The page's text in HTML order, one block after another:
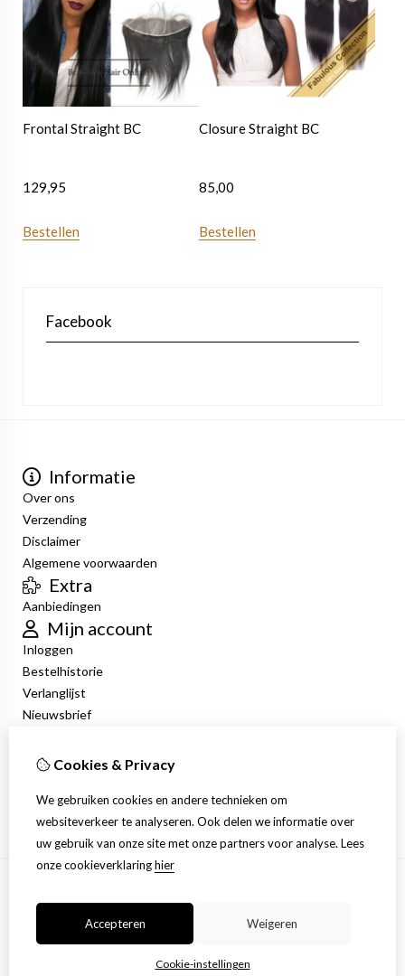
Frontal Straight BC
129,95
Bestellen
Closure Straight BC
85,00
Bestellen
Facebook
Informatie
Over ons
Verzending
Disclaimer
Algemene voorwaarden
Extra
Aanbiedingen
Mijn account
Inloggen
Bestelhistorie
Verlanglijst
Nieuwsbrief
Contact
Sitemap
Cookies & Privacy
We gebruiken cookies en andere technieken om
websiteverkeer te analyseren. Ook delen we informatie over
uw gebruik van onze site met onze partners voor analyse. Lees
onze cookieverklaringhier
Accepteren Weigeren
Cookie-instellingen